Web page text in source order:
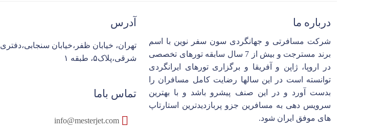
درباره ما
شرکت مسافرتی و جهانگردی سون سفر نوین با اسم
برند مسترجت و بیش از 7 سال سابقه تورهای تخصصی
در اروپا، ژاپن و آفریقا و برگزاری تورهای ایرانگردی
توانسته است در این سالها رضایت کامل مسافران را
بدست آورد و در این صنف پیشرو باشد و با بهترین
سرویس دهی به مسافرین جزو پربازدیدترین استارتاپ
های موفق ایران شود.
آدرس
تهران، خیابان ظفر،خیابان سنجابی،دفتری
شرقی،پلاک۵، طبقه ۱
تماس باما